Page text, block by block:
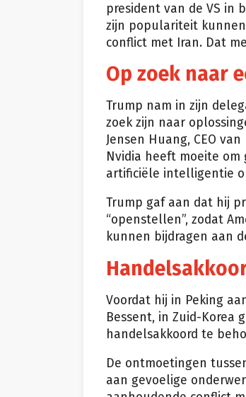
president van de VS in
zijn populariteit
conflict met Iran. Dat
Op zoek naar
Trump nam in zijn
zoek zijn naar
Jensen Huang, CEO
Nvidia heeft moeite om
artificiële intelligentie
Trump gaf aan dat hij
“openstellen”, zodat
kunnen bijdragen aan
Voordat hij in Peking
Bessent, in Zuid-Korea
handelsakkoord te
De ontmoetingen
aan gevoelige